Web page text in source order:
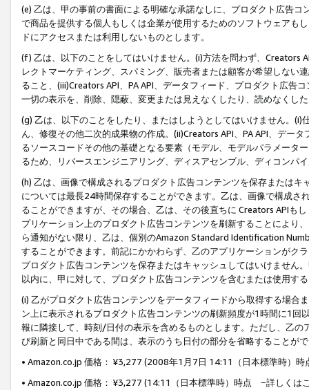
(e) 乙は、甲の事前の書面による明確な承諾なしに、プロダクト広告
で商品を提供する個人もしくは企業が使用するためのソフトウェアも
ドにアクセスまたは利用しないものとします。
(f) 乙は、以下のことをしてはいけません。(i)方法を問わず、Creators
レクトマーケティング、スパミング、販売者または顧客が希望しない
ること、(iii)Creators API、PA API、データフィード、プロダクト広告
一切の表示を、削除、隠蔽、変更または見えなくしたり、読めなくし
(g) 乙は、以下のことをしたり、またはしようとしてはいけません。
ん、修復その他二次的成果物の作成。(ii)Creators API、PA API、デー
るソースコードその他の基礎となる要素（モデル、モデルパラメータ
るため、リバースエンジニアリング、ディスアセンブル、ディコンパ
(h) 乙は、画像で構成されるプロダクト広告コンテンツを保存または
については最長24時間保存することができます。乙は、画像で構成
ることができますが、その場合、乙は、その後直ちに Creators APIも
プリケーション上のプロダクト広告コンテンツを刷新することにより
ら通知がない限り、乙は、個別のAmazon Standard Identification
することができます。前記にかかわらず、乙のアプリケーションがク
プロダクト広告コンテンツを保存またはキャッシュしてはいけません
以内に、甲に対して、プロダクト広告コンテンツを含むまたは使用す
(i) 乙がプロダクト広告コンテンツをデータフィードから取得する場合
ン上に表示されるプロダクト広告コンテンツの刷新頻度が1時間に1
報に隣接して、時刻/日付の表示を含めるものとします。ただし、乙
び刷新と同日中である間は、表示のうち日付の部分を省略することが
• Amazon.co.jp 価格： ¥3,277 (2008年1月7日 14:11（日本標準時）
• Amazon.co.jp 価格： ¥3,277 (14:11（日本標準時）時点 −詳しくは